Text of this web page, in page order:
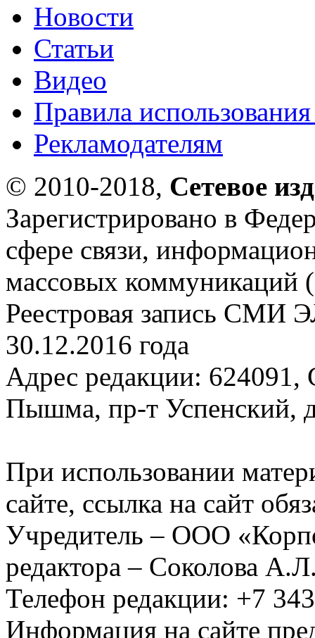
Новости
Статьи
Видео
Правила
Рекламодателям
© 2010-2018, Сетевое
Зарегистрировано в
сфере связи,
массовых коммуникаций
Реестровая запись СМИ
30.12.2016 года
Адрес редакции: 624091,
Пышма, пр-т Успенский,
При использовании
сайте, ссылка на сайт
Учредитель – ООО
редактора – Соколова
Телефон редакции: +7
Информация на сайте